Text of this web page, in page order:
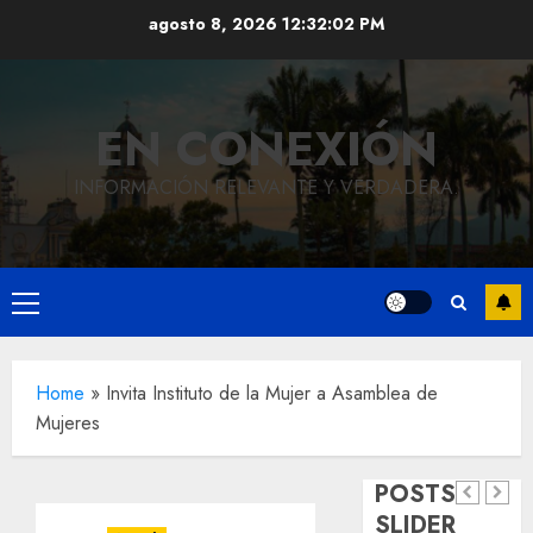
agosto 8, 2026 12:32:02 PM
EN CONEXIÓN
INFORMACIÓN RELEVANTE Y VERDADERA.
Menú
principal
Home » Invita Instituto de la Mujer a Asamblea de
Mujeres
POSTS
SLIDER
Reviven
Local
Hoy
natalicio
de Don